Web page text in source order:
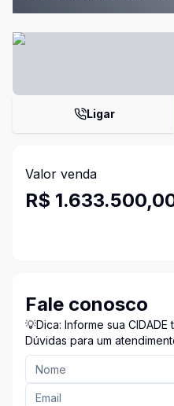
Ligar
Valor venda
R$
Fale conosco
💡Dica: Informe sua
Dúvidas para um